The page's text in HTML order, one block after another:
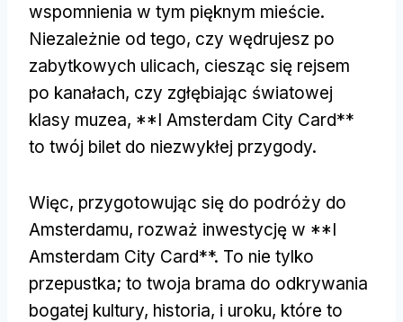
wspomnienia w tym pięknym mieście.
Niezależnie od tego, czy wędrujesz po
zabytkowych ulicach, ciesząc się rejsem
po kanałach, czy zgłębiając światowej
klasy muzea, **I Amsterdam City Card**
to twój bilet do niezwykłej przygody.
Więc, przygotowując się do podróży do
Amsterdamu, rozważ inwestycję w **I
Amsterdam City Card**. To nie tylko
przepustka; to twoja brama do odkrywania
bogatej kultury, historia, i uroku, które to